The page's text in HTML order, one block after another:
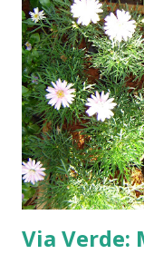
mesma planta,
fica muito bem
---
Via Verde: